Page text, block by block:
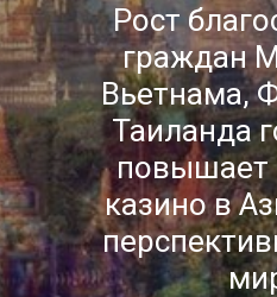
Рост
граждан
Вьетнама,
Таиланда
повышает
казино в